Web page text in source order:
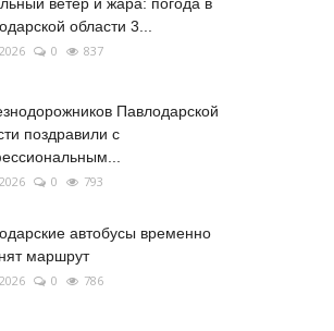
области 3...
0 837
Павлодарской
поздравили с
0 793
автобусы временно
маршрут
0 786